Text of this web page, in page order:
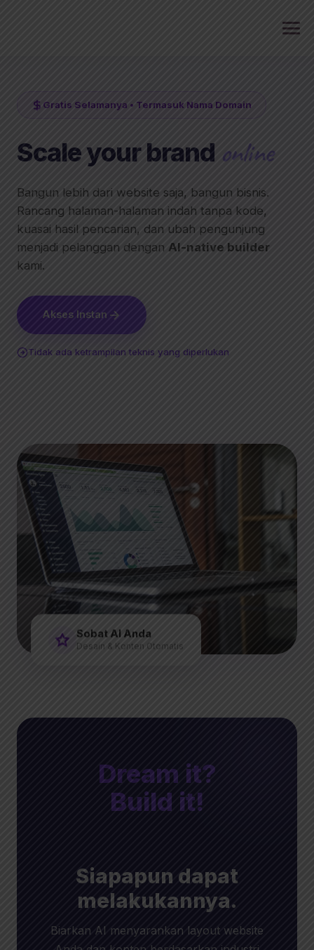
Gratis Selamanya • Termasuk Nama Domain
Scale your brand online
Bangun lebih dari website saja, bangun bisnis.
Rancang halaman-halaman indah tanpa kode,
kuasai hasil pencarian, dan ubah pengunjung
menjadi pelanggan dengan AI-native builder
kami.
Akses Instan
Tidak ada ketrampilan teknis yang diperlukan
Sobat AI Anda
Desain & Konten Otomatis
Dream it?
Build it!
Siapapun dapat
melakukannya.
Biarkan AI menyarankan layout website